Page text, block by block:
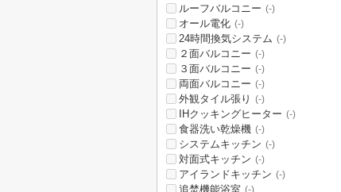
ルーフバルコニー (-)
オール電化 (-)
24時間換気システム (-)
２面バルコニー (-)
３面バルコニー (-)
両面バルコニー (-)
外観タイル張り (-)
IHクッキングヒーター (-)
食器洗い乾燥機 (-)
システムキッチン (-)
対面式キッチン (-)
アイランドキッチン (-)
追焚機能浴室 (-)